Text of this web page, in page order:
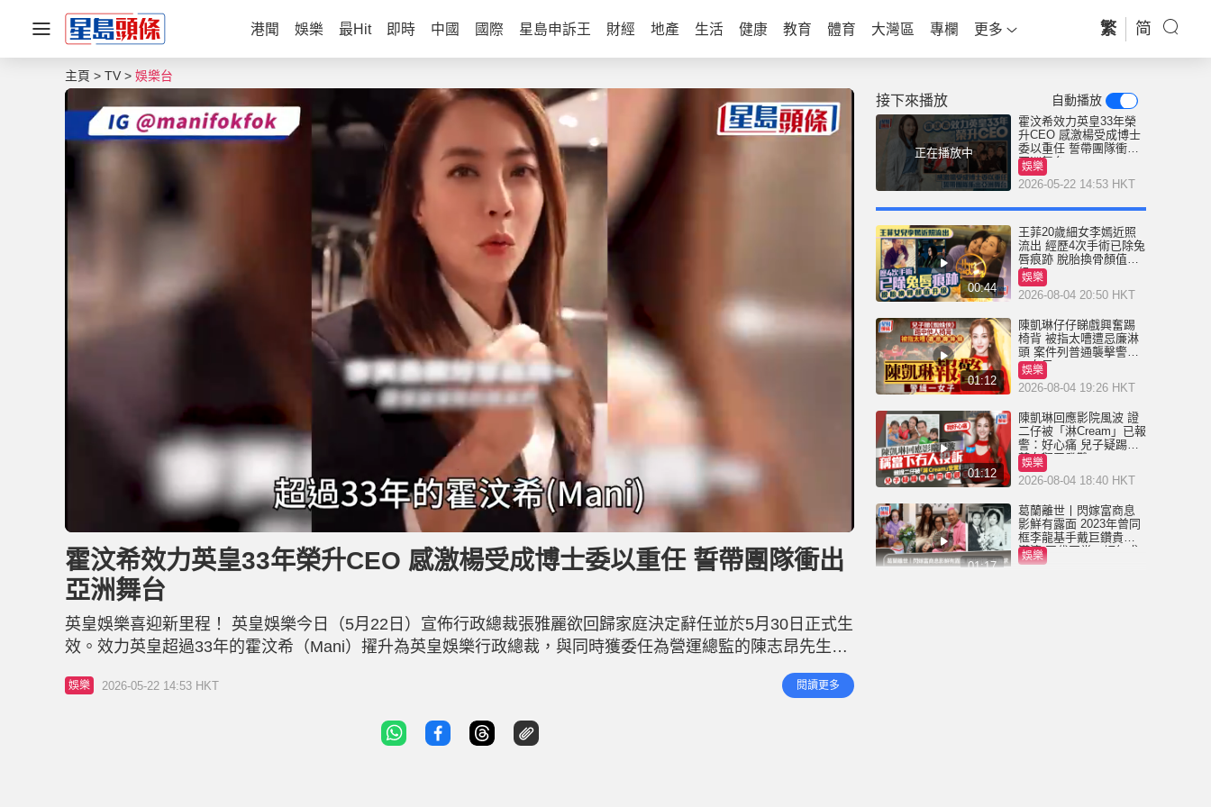
港聞 娛樂 最Hit 即時 中國 國際 星島申訴王 財經 地產 生活 健康 教育 體育 大灣區 專欄 更多 繁 简
主頁 TV 娛樂台
n
u
t
e
o
d
e
d
9
%
霍汶希效力英皇33年榮升CEO 感激楊受成博士委以重任 誓帶團隊衝出
亞洲舞台
英皇娛樂喜迎新里程！ 英皇娛樂今日（5月22日）宣佈行政總裁張雅麗欲回歸家庭決定辭任並於5月30日正式生
效。效力英皇超過33年的霍汶希（Mani）擢升為英皇娛樂行政總裁，與同時獲委任為營運總監的陳志昂先生
（Raymond）一同負責英皇娛樂整體營運，並帶領集團再創高峰。英皇娛樂由衷感謝張雅麗三年以來為集團帶
來的貢獻，集團祝願她家庭和樂，並致以最誠摯的祝福。 霍汶希過往一手捧紅無數天王天后 霍汶希過往
娛樂 2026-05-22 14:53 HKT 閱讀更多
接下來播放 自動播放
正在播放中
霍汶希效力英皇33年榮
升CEO 感激楊受成博士
委以重任 誓帶團隊衝出
亞洲舞台
娛樂
2026-05-22 14:53 HKT
00:44
王菲20歲細女李嫣近照
流出 經歷4次手術已除兔
唇痕跡 脫胎換骨顏值升
級
娛樂
2026-08-04 20:50 HKT
01:12
陳凱琳仔仔睇戲興奮踢
椅背 被指太嘈遭忌廉淋
頭 案件列普通襲擊警緝
一女子
娛樂
2026-08-04 19:26 HKT
01:12
陳凱琳回應影院風波 證
二仔被「淋Cream」已報
警：好心痛 兒子疑踢凳
惹女觀眾發難
娛樂
2026-08-04 18:40 HKT
01:17
葛蘭離世丨閃嫁富商息
影鮮有露面 2023年曾同
框李龍基手戴巨鑽貴氣
滿瀉 四代同堂一切無求
娛樂